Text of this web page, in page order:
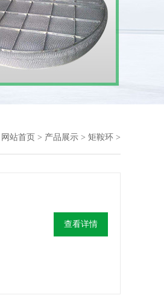
网站首页 > 产品展示 > 矩鞍环 >
查看详情